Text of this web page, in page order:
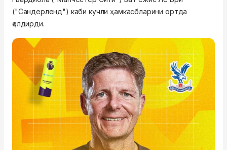
("Сандерленд") каби кучли ҳамкасбларини ортда
қолдирди.